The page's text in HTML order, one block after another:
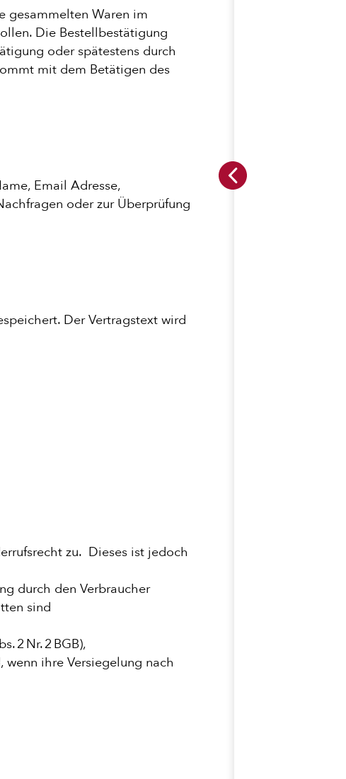
gesammelten Waren im
Die Bestellbestätigung
oder spätestens durch
mit dem Betätigen des
Email Adresse,
oder zur Überprüfung
Der Vertragstext wird
zu. Dieses ist jedoch
durch den Verbraucher
sind
2 Nr. 2 BGB),
ihre Versiegelung nach